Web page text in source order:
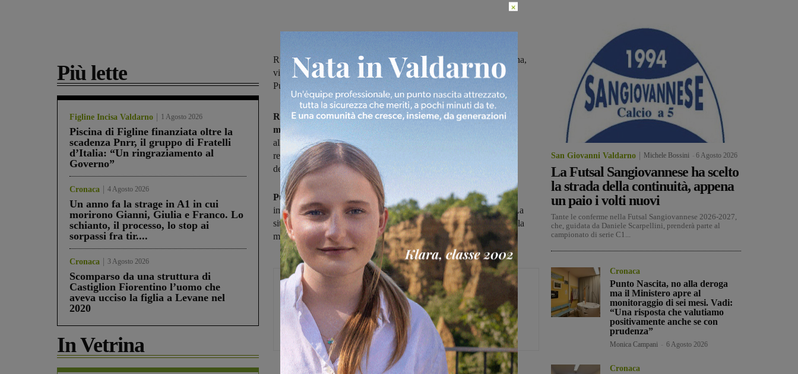
Più lette
Figline Incisa Valdarno 1 Agosto 2026
Piscina di Figline finanziata oltre la
scadenza Pnrr, il gruppo di Fratelli
d’Italia: “Un ringraziamento al
Governo”
Cronaca 4 Agosto 2026
Un anno fa la strage in A1 in cui
morirono Gianni, Giulia e Franco. Lo
schianto, il processo, lo stop ai
sorpassi fra tir....
Cronaca 3 Agosto 2026
Scomparso da una struttura di
Castiglion Fiorentino l’uomo che
aveva ucciso la figlia a Levane nel
2020
In Vetrina
Rubinetti all’asciutto in Piazza della Fornace, Borro della Madonna,
via dell’Essiccatoio e nelle zone vicine. Colpa di un guasto su cui
Publiacqua sta già lavorando
Rubinetti a secco o con poca pressione, nelle prime ore della
mattina,in alcune zone di San Giovanni, a causa di un guasto
all'acquedotto. I problemi di approvvigionamento idrico si sono
registrati in Piazza della Fornace, Borro della Madonna, via
dell’Essiccatoio e zone limitrofe.
Publiacqua ha già individuato la causa
, un problema ad un
impianto, su cui i tecnici stanno già operando per la riparazione. La
situazione tornerà a normalizzarsi nel corso delle prossime ore della
mattina.
Glenda Venturini
Capo redattore
San Giovanni Valdarno Michele Bossini 6 Agosto 2026
La Futsal Sangiovannese ha scelto
la strada della continuità, appena
un paio i volti nuovi
Tante le conferme nella Futsal Sangiovannese 2026-2027,
che, guidata da Daniele Scarpellini, prenderà parte al
campionato di serie C1...
Cronaca
Punto Nascita, no alla deroga
ma il Ministero apre al
monitoraggio di sei mesi. Vadi:
“Una risposta che valutiamo
positivamente anche se con
prudenza”
Monica Campani 6 Agosto 2026
Cronaca
×